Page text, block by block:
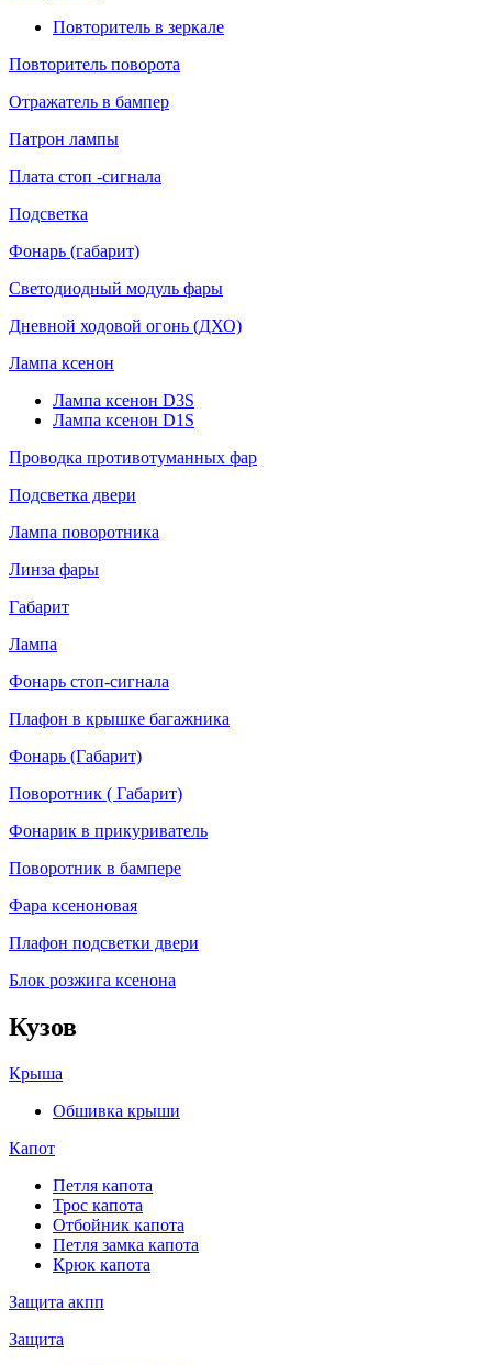
Повторитель в зеркале
Повторитель поворота
Отражатель в бампер
Патрон лампы
Плата стоп -сигнала
Подсветка
Фонарь (габарит)
Светодиодный модуль фары
Дневной ходовой огонь (ДХО)
Лампа ксенон
Лампа ксенон D3S
Лампа ксенон D1S
Проводка противотуманных фар
Подсветка двери
Лампа поворотника
Линза фары
Габарит
Лампа
Фонарь стоп-сигнала
Плафон в крышке багажника
Фонарь (Габарит)
Поворотник ( Габарит)
Фонарик в прикуриватель
Поворотник в бампере
Фара ксеноновая
Плафон подсветки двери
Блок розжига ксенона
Кузов
Крыша
Обшивка крыши
Капот
Петля капота
Трос капота
Отбойник капота
Петля замка капота
Крюк капота
Защита акпп
Защита